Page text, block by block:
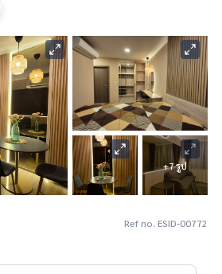
+7 รูป
Ref no. ESID-00772